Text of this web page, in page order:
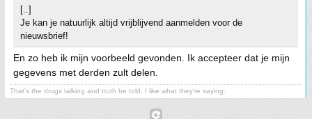
[..]
Je kan je natuurlijk altijd vrijblijvend aanmelden voor de
nieuwsbrief!
En zo heb ik mijn voorbeeld gevonden. Ik accepteer dat je mijn
gegevens met derden zult delen.
That's the drugs talking and truth be told, I like what they're saying.